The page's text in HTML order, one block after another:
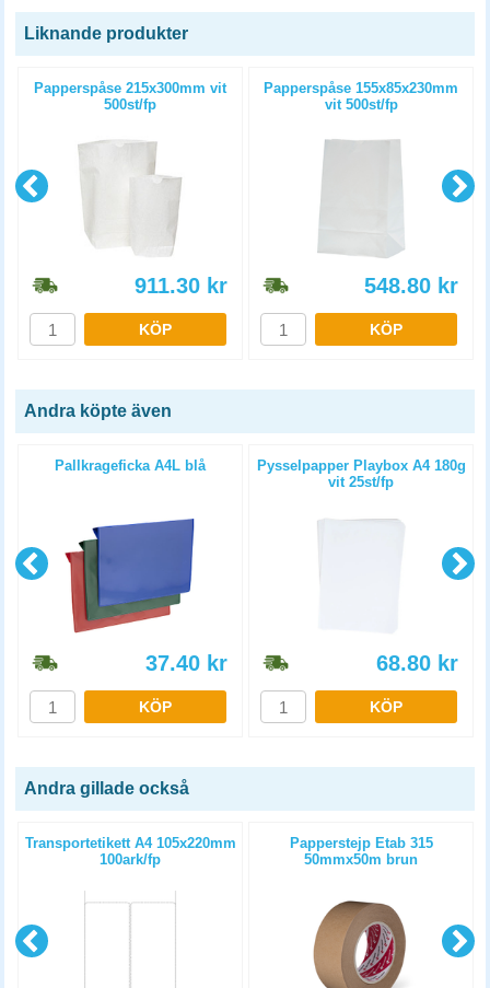
Liknande produkter
Papperspåse 215x300mm vit
500st/fp
911.30 kr
KÖP
Papperspåse 155x85x230mm
vit 500st/fp
548.80 kr
KÖP
Andra köpte även
Pallkrageficka A4L blå
37.40 kr
KÖP
Pysselpapper Playbox A4 180g
vit 25st/fp
68.80 kr
KÖP
Andra gillade också
Transportetikett A4 105x220mm
100ark/fp
Papperstejp Etab 315
50mmx50m brun